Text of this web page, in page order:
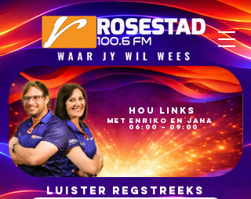
06:00 – 09:00
met Enriko en Jana
Hou Links
Luister regstreeks